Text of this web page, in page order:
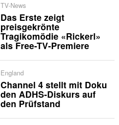
TV-News
Das Erste zeigt
preisgekrönte
Tragikomödie «Rickerl»
als Free-TV-Premiere
England
Channel 4 stellt mit Doku
den ADHS-Diskurs auf
den Prüfstand